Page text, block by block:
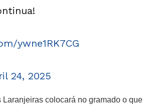
ywne1RK7CG
24, 2025
colocará no gramado o que